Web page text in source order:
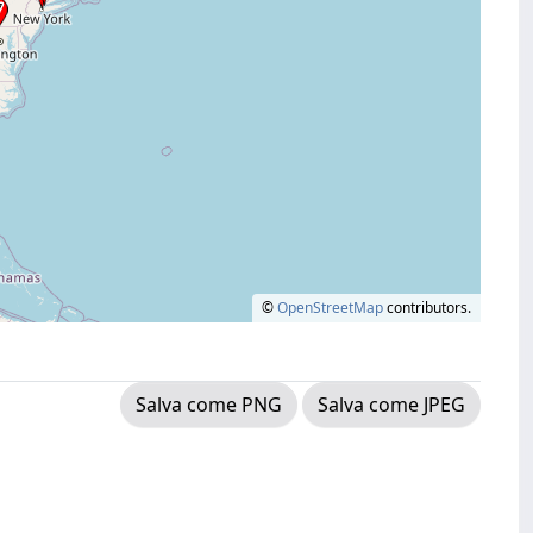
©OpenStreetMapcontributors.
Salva come PNG Salva come JPEG